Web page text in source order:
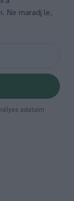
Ne maradj le,
adataim